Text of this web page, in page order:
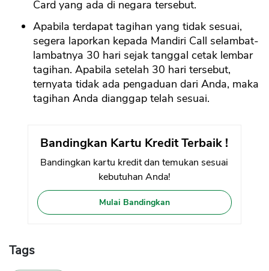
Card yang ada di negara tersebut.
Apabila terdapat tagihan yang tidak sesuai,
segera laporkan kepada Mandiri Call selambat-
lambatnya 30 hari sejak tanggal cetak lembar
tagihan. Apabila setelah 30 hari tersebut,
ternyata tidak ada pengaduan dari Anda, maka
tagihan Anda dianggap telah sesuai.
Bandingkan Kartu Kredit Terbaik !
Bandingkan kartu kredit dan temukan sesuai
kebutuhan Anda!
Mulai Bandingkan
Tags